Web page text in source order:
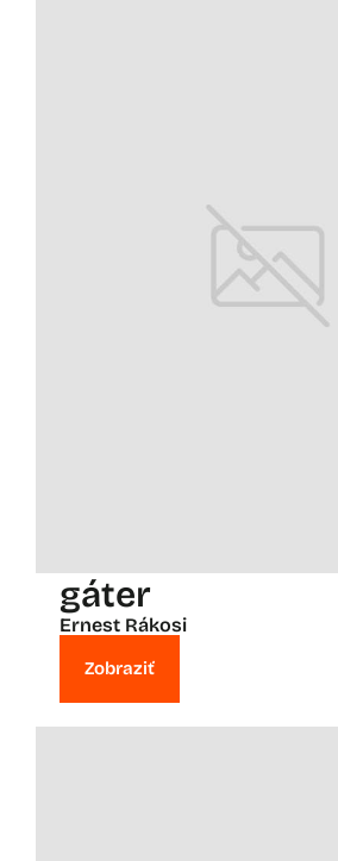
gáter
Ernest Rákosi
Zobraziť